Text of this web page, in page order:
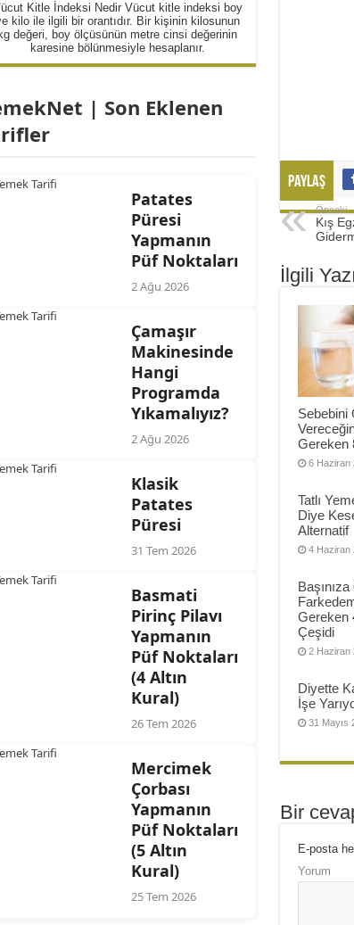
Paylaş
Önceki
Kış
İlgili
Sebebini
Gereken
6 Haziran
Tatlı
Diye
Alternatif
4 Haziran
Gereken
Çeşidi
2 Haziran
Diyette
İşe
31 Mayıs
Bir
E-posta
Yorum
Kitle İndeksi Nedir Vücut kitle indeksi boy
kilo ile ilgili bir orantıdır. Bir kişinin kilosunun
kg değeri, boy ölçüsünün metre cinsi değerinin
karesine bölünmesiyle hesaplanır.
| Son Eklenen
Patates
Püresi
Yapmanın
Püf Noktaları
2 Ağu 2026
Çamaşır
Makinesinde
Hangi
Programda
Yıkamalıyız?
2 Ağu 2026
Klasik
Patates
Püresi
31 Tem 2026
Basmati
Pirinç Pilavı
Yapmanın
Püf Noktaları
(4 Altın
Kural)
26 Tem 2026
Mercimek
Çorbası
Yapmanın
Püf Noktaları
(5 Altın
Kural)
25 Tem 2026